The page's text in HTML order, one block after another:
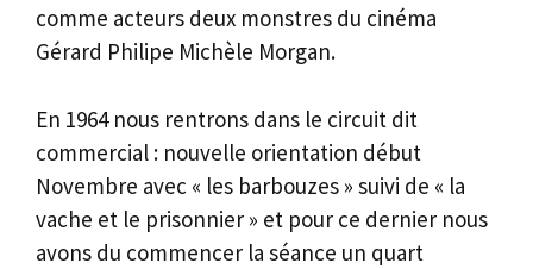
comme acteurs deux monstres du cinéma
Gérard Philipe Michèle Morgan.
En 1964 nous rentrons dans le circuit dit
commercial : nouvelle orientation début
Novembre avec « les barbouzes » suivi de « la
vache et le prisonnier » et pour ce dernier nous
avons du commencer la séance un quart